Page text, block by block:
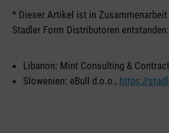
* Dieser Artikel ist in
Stadler Form Distributoren entstanden:
Libanon: Mint Consulting &
Slowenien: eBull d.o.o., https://